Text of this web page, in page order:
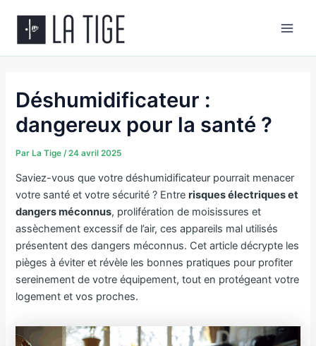
contenu
Déshumidificateur :
dangereux pour la santé ?
Par La Tige/24 avril 2025
Saviez-vous que votre déshumidificateur pourrait menacer
votre santé et votre sécurité ? Entrerisques électriques et
dangers méconnus, prolifération de moisissures et
assèchement excessif de l’air, ces appareils mal utilisés
présentent des dangers méconnus. Cet article décrypte les
pièges à éviter et révèle les bonnes pratiques pour profiter
sereinement de votre équipement, tout en protégeant votre
logement et vos proches.